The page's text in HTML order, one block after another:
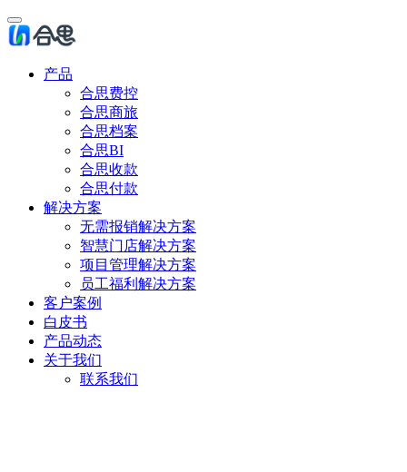
产品
合思费控
合思商旅
合思档案
合思BI
合思收款
合思付款
解决方案
无需报销解决方案
智慧门店解决方案
项目管理解决方案
员工福利解决方案
客户案例
白皮书
产品动态
关于我们
联系我们